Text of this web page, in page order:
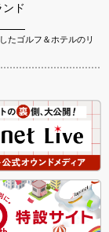
ド
たゴルフ＆ホテルのリ